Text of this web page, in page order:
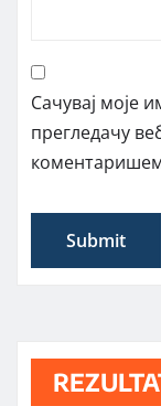
Сачувај моје
прегледачу